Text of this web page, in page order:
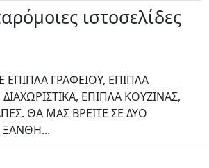
ιστοσελίδες
ΕΠΙΠΛΑ ΓΡΑΦΕΙΟΥ, ΕΠΙΠΛΑ
ΕΠΙΠΛΑ ΚΟΥΖΙΝΑΣ,
ΘΑ ΜΑΣ ΒΡΕΙΤΕ ΣΕ ΔΥΟ
ΞΑΝΘΗ...